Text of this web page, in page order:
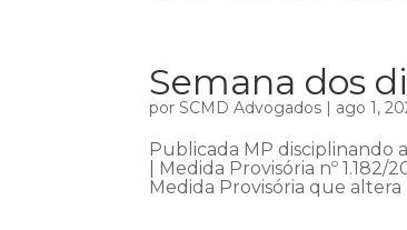
Semana dos
porSCMD Advogados | ago 1,
Publicada MP disciplinando
| Medida Provisória nº
Medida Provisória que altera